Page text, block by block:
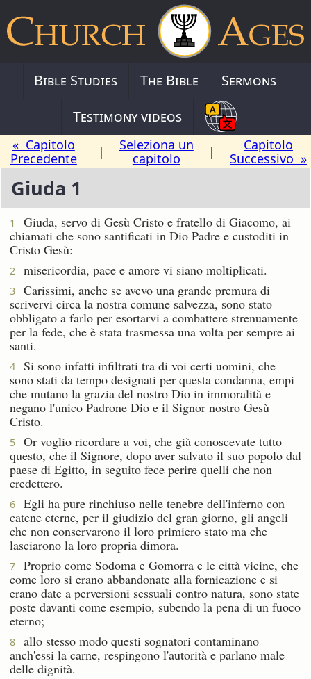
Bible Studies The Bible
Sermons
Testimony videos
« Capitolo
Precedente
|
Seleziona un
capitolo
|
Capitolo
Successivo »
Giuda 1
1
Giuda, servo di Gesù Cristo e fratello di Giacomo, ai
chiamati che sono santificati in Dio Padre e custoditi in
Cristo Gesù:
2 misericordia, pace e amore vi siano moltiplicati.
3
Carissimi, anche se avevo una grande premura di
scrivervi circa la nostra comune salvezza, sono stato
obbligato a farlo per esortarvi a combattere strenuamente
per la fede, che è stata trasmessa una volta per sempre ai
santi.
4
Si sono infatti infiltrati tra di voi certi uomini, che
sono stati da tempo designati per questa condanna, empi
che mutano la grazia del nostro Dio in immoralità e
negano l'unico Padrone Dio e il Signor nostro Gesù
Cristo.
5
Or voglio ricordare a voi, che già conoscevate tutto
questo, che il Signore, dopo aver salvato il suo popolo dal
paese di Egitto, in seguito fece perire quelli che non
credettero.
6
Egli ha pure rinchiuso nelle tenebre dell'inferno con
catene eterne, per il giudizio del gran giorno, gli angeli
che non conservarono il loro primiero stato ma che
lasciarono la loro propria dimora.
7
Proprio come Sodoma e Gomorra e le città vicine, che
come loro si erano abbandonate alla fornicazione e si
erano date a perversioni sessuali contro natura, sono state
poste davanti come esempio, subendo la pena di un fuoco
eterno;
8
allo stesso modo questi sognatori contaminano
anch'essi la carne, respingono l'autorità e parlano male
delle dignità.